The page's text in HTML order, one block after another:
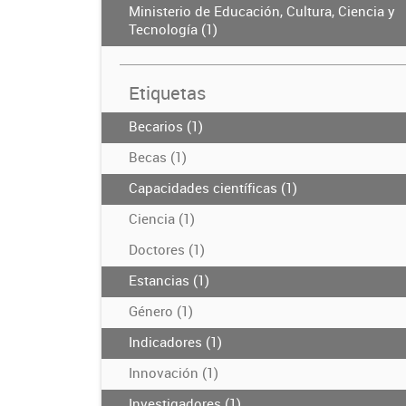
Ministerio de Educación, Cultura, Ciencia y
Tecnología (1)
Etiquetas
Becarios (1)
Becas (1)
Capacidades científicas (1)
Ciencia (1)
Doctores (1)
Estancias (1)
Género (1)
Indicadores (1)
Innovación (1)